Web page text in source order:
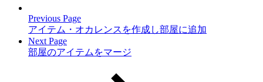
Previous Page
アイテム・オカレンスを作成し部屋に追加
Next Page
部屋のアイテムをマージ